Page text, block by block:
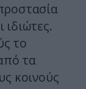
ιδιώτες.
το
τα
κοινούς